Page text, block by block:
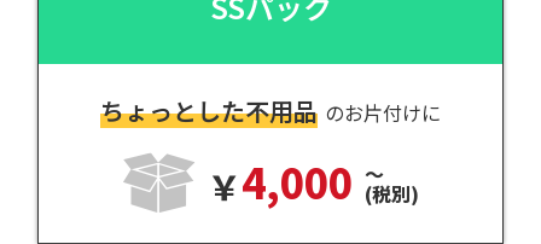
ちょっとした不用品 のお片付けに
4,000 ～
(税別)